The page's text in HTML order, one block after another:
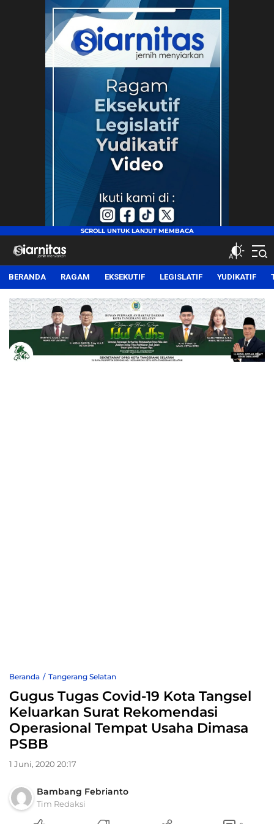
siarnitas
Jernih Menyiarkan
BERANDA RAGAM EKSEKUTIF LEGISLATIF YUDIKATIF
Beranda Tangerang Selatan
Gugus Tugas Covid-19 Kota Tangsel
Keluarkan Surat Rekomendasi
Operasional Tempat Usaha Dimasa
PSBB
1 Juni, 2020 20:17
Bambang Febrianto
Tim Redaksi